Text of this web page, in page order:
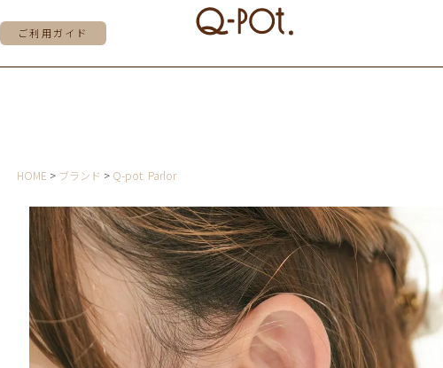
ご利用ガイド
HOME ブランド Q-pot. Parlor